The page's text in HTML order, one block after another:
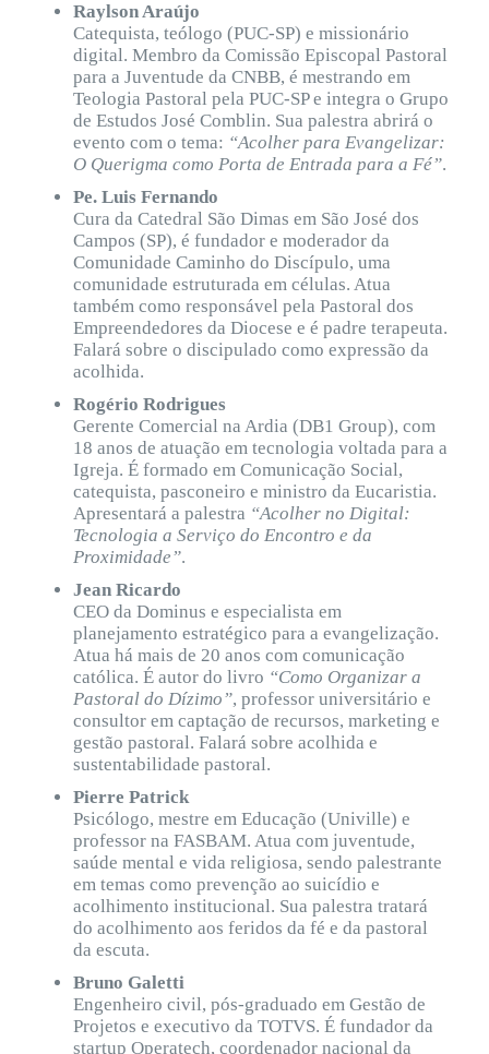
Raylson Araújo
Catequista, teólogo (PUC-SP) e missionário
digital. Membro da Comissão Episcopal Pastoral
para a Juventude da CNBB, é mestrando em
Teologia Pastoral pela PUC-SP e integra o Grupo
de Estudos José Comblin. Sua palestra abrirá o
evento com o tema: “Acolher para Evangelizar:
O Querigma como Porta de Entrada para a Fé”.
Pe. Luis Fernando
Cura da Catedral São Dimas em São José dos
Campos (SP), é fundador e moderador da
Comunidade Caminho do Discípulo, uma
comunidade estruturada em células. Atua
também como responsável pela Pastoral dos
Empreendedores da Diocese e é padre terapeuta.
Falará sobre o discipulado como expressão da
acolhida.
Rogério Rodrigues
Gerente Comercial na Ardia (DB1 Group), com
18 anos de atuação em tecnologia voltada para a
Igreja. É formado em Comunicação Social,
catequista, pasconeiro e ministro da Eucaristia.
Apresentará a palestra “Acolher no Digital:
Tecnologia a Serviço do Encontro e da
Proximidade”.
Jean Ricardo
CEO da Dominus e especialista em
planejamento estratégico para a evangelização.
Atua há mais de 20 anos com comunicação
católica. É autor do livro “Como Organizar a
Pastoral do Dízimo”, professor universitário e
consultor em captação de recursos, marketing e
gestão pastoral. Falará sobre acolhida e
sustentabilidade pastoral.
Pierre Patrick
Psicólogo, mestre em Educação (Univille) e
professor na FASBAM. Atua com juventude,
saúde mental e vida religiosa, sendo palestrante
em temas como prevenção ao suicídio e
acolhimento institucional. Sua palestra tratará
do acolhimento aos feridos da fé e da pastoral
da escuta.
Bruno Galetti
Engenheiro civil, pós-graduado em Gestão de
Projetos e executivo da TOTVS. É fundador da
startup Operatech, coordenador nacional da